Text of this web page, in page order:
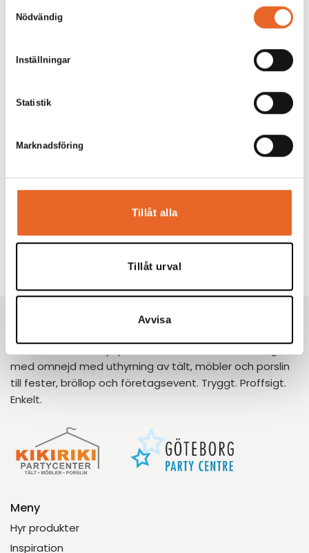
Nödvändig
Inställningar
Statistik
Marknadsföring
Tillåt alla
Tillåt urval
Avvisa
med omnejd med uthyrning av tält, möbler och porslin
till fester, bröllop och företagsevent. Tryggt. Proffsigt.
Enkelt.
Meny
Hyr produkter
Inspiration